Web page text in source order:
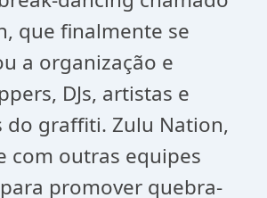
que finalmente se
a organização e
DJs, artistas e
do graffiti. Zulu Nation,
com outras equipes
promover quebra-